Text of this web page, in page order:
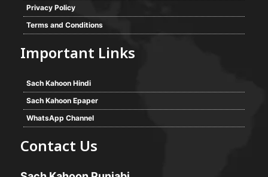
Privacy Policy
Terms and Conditions
Important Links
Sach Kahoon Hindi
Sach Kahoon Epaper
WhatsApp Channel
Contact Us